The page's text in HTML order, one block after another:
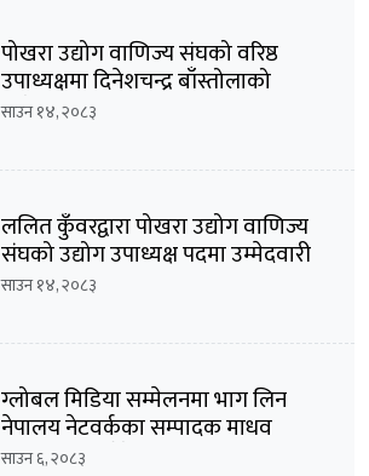
पोखरा उद्योग वाणिज्य संघको वरिष्ठ
उपाध्यक्षमा दिनेशचन्द्र बाँस्तोलाको
उम्मेदवारी घोषणा
साउन १४, २०८३
ललित कुँवरद्वारा पोखरा उद्योग वाणिज्य
संघको उद्योग उपाध्यक्ष पदमा उम्मेदवारी
घोषणा
साउन १४, २०८३
ग्लोबल मिडिया सम्मेलनमा भाग लिन
नेपालय नेटवर्कका सम्पादक माधव
बराल सहित पौडेल जापान प्रस्थान
साउन ६, २०८३